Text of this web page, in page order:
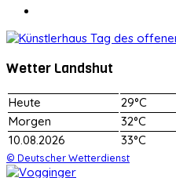
Wetter Landshut
Heute
29°C
Morgen
32°C
10.08.2026
33°C
© Deutscher Wetterdienst